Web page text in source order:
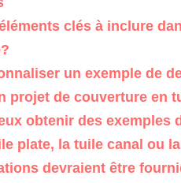
clés à inclure
un exemple de
projet de couverture en
obtenir des
plate, la tuile canal ou
devraient être